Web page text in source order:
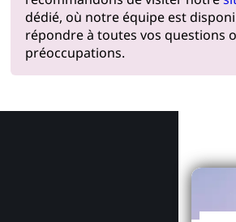
dédié, où notre équipe est
répondre à toutes vos questions
préoccupations.